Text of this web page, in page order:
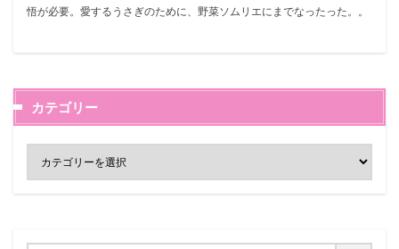
悟が必要。愛するうさぎのために、野菜ソムリエにまでなったった。。
カテゴリー